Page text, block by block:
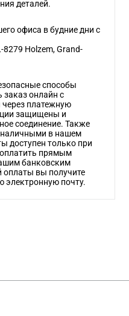
деталей.
офиса в будние дни с
8279 Holzem, Grand-
способы
онлайн с
платежную
защищены и
соединение. Также
наличными в нашем
доступен только при
прямым
банковским
оплаты вы получите
электронную почту.